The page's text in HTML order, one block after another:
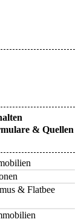
& Quellen
& Flatbee